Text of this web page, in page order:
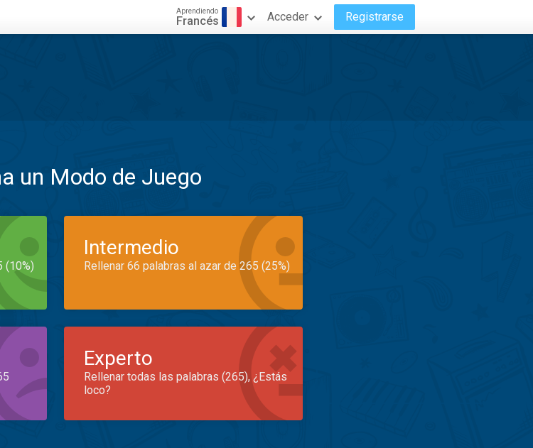
Aprendiendo
Francés Acceder Registrarse
un Modo de Juego
(10%)
Intermedio
Rellenar 66 palabras al azar de 265 (25%)
Experto
Rellenar todas las palabras (265), ¿Estás
loco?